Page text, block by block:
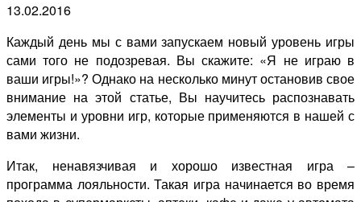
13.02.2016
Каждый день мы с вами запускаем новый уровень игры
сами того не подозревая. Вы скажите: «Я не играю в
ваши игры!»? Однако на несколько минут остановив свое
внимание на этой статье, Вы научитесь распознавать
элементы и уровни игр, которые применяются в нашей с
вами жизни.
Итак, ненавязчивая и хорошо известная игра –
программа лояльности. Такая игра начинается во время